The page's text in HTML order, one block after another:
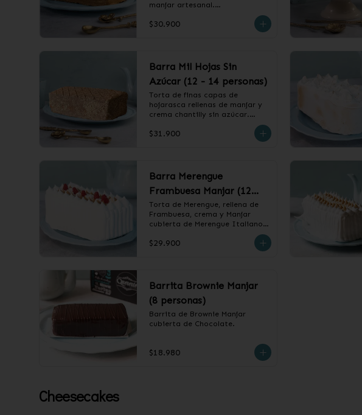
manjar artesanal.
❄️ Producto Congelado
$30.900
Barra Mil Hojas Sin
Azúcar (12 - 14 personas)
Torta de finas capas de
hojarasca rellenas de manjar y
crema chantilly sin azúcar.
❄️ Producto Congelado
$31.900
Barra Merengue
Frambuesa Manjar (12
-14 personas)
Torta de Merengue, rellena de
Frambuesa, crema y Manjar
cubierta de Merengue Italiano.
❄️ Producto Congelado
$29.900
Barrita Brownie Manjar
(8 personas)
Barrita de Brownie Manjar
cubierta de Chocolate.
$18.980
Cheesecakes